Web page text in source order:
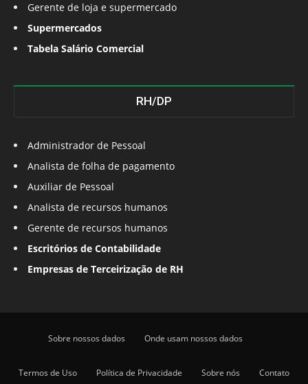
Gerente de loja e supermercado
Supermercados
Tabela Salário Comercial
RH/DP
Administrador de Pessoal
Analista de folha de pagamento
Auxiliar de Pessoal
Analista de recursos humanos
Gerente de recursos humanos
Escritórios de Contabilidade
Empresas de Terceirização de RH
Sobre nossos dados Onde usam nossos dados
Termos de Uso Política de Privacidade Sobre nós Contato